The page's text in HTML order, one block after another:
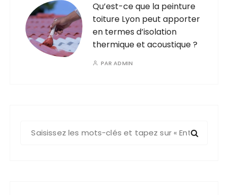
Qu’est-ce que la peinture
toiture Lyon peut apporter
en termes d’isolation
thermique et acoustique ?
PARADMIN